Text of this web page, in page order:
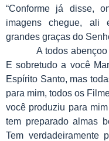
“Conforme já disse,
imagens chegue, ali
grandes graças do
A todos
E sobretudo a você
Espírito Santo, mas
para mim, todos os
você produziu para
tem preparado almas
Tem verdadeiramente